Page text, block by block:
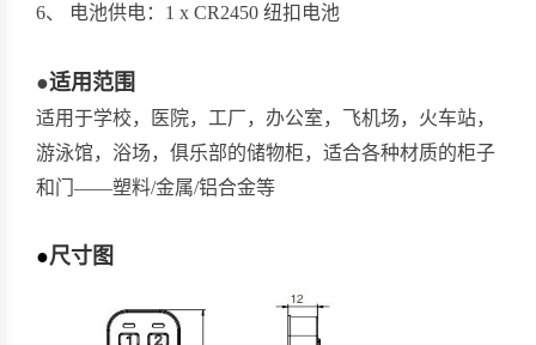
6、 电池供电：1 x CR2450 纽扣电池
●适用范围
适用于学校，医院，工厂，办公室，飞机场，火车站，
游泳馆，浴场，俱乐部的储物柜，适合各种材质的柜子
和门——塑料/金属/铝合金等
●尺寸图